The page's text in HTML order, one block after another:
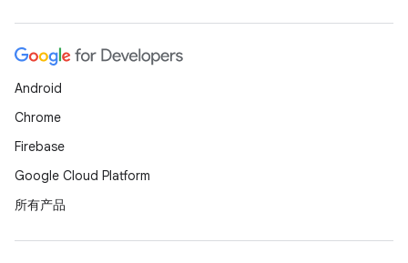
Android
Chrome
Firebase
Google Cloud Platform
所有产品